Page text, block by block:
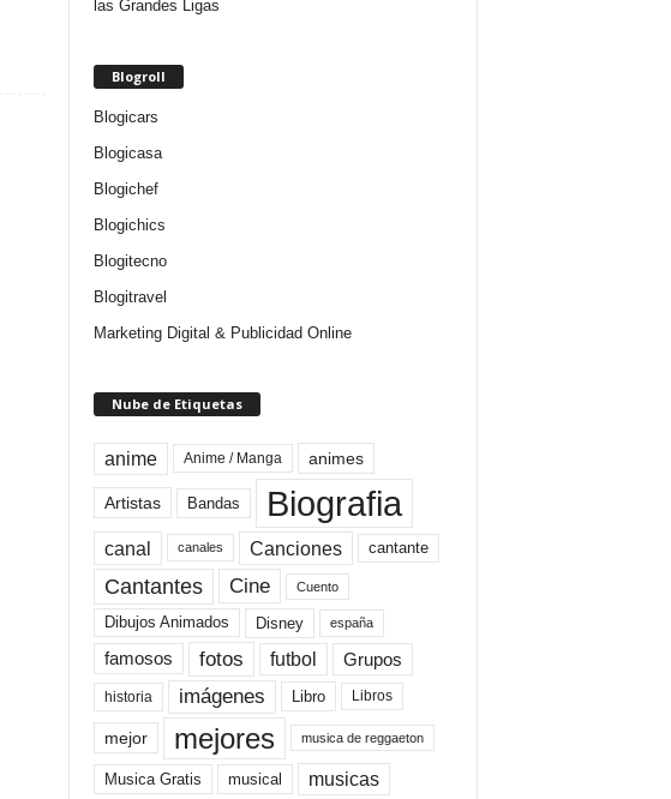
las Grandes Ligas
Blogroll
Blogicars
Blogicasa
Blogichef
Blogichics
Blogitecno
Blogitravel
Marketing Digital & Publicidad Online
Nube de Etiquetas
anime Anime / Manga animes
Artistas Bandas Biografia
canal canales Canciones cantante
Cantantes Cine Cuento
Dibujos Animados Disney españa
famosos fotos futbol Grupos
historia imágenes Libro Libros
mejor mejores musica de reggaeton
Musica Gratis musical musicas